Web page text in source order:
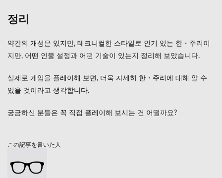
정리
약간의 개성은 있지만, 테크니컬한 스타일로 인기 있는 한・주리이
지만, 어떤 인물 설정과 어떤 기술이 있는지 정리해 보았습니다.
실제로 게임을 플레이해 보면, 더욱 자세히 한・주리에 대해 알 수
있을 것이라고 생각합니다.
궁금하신 분들은 꼭 직접 플레이해 보시는 건 어떨까요?
この記事を書いた人